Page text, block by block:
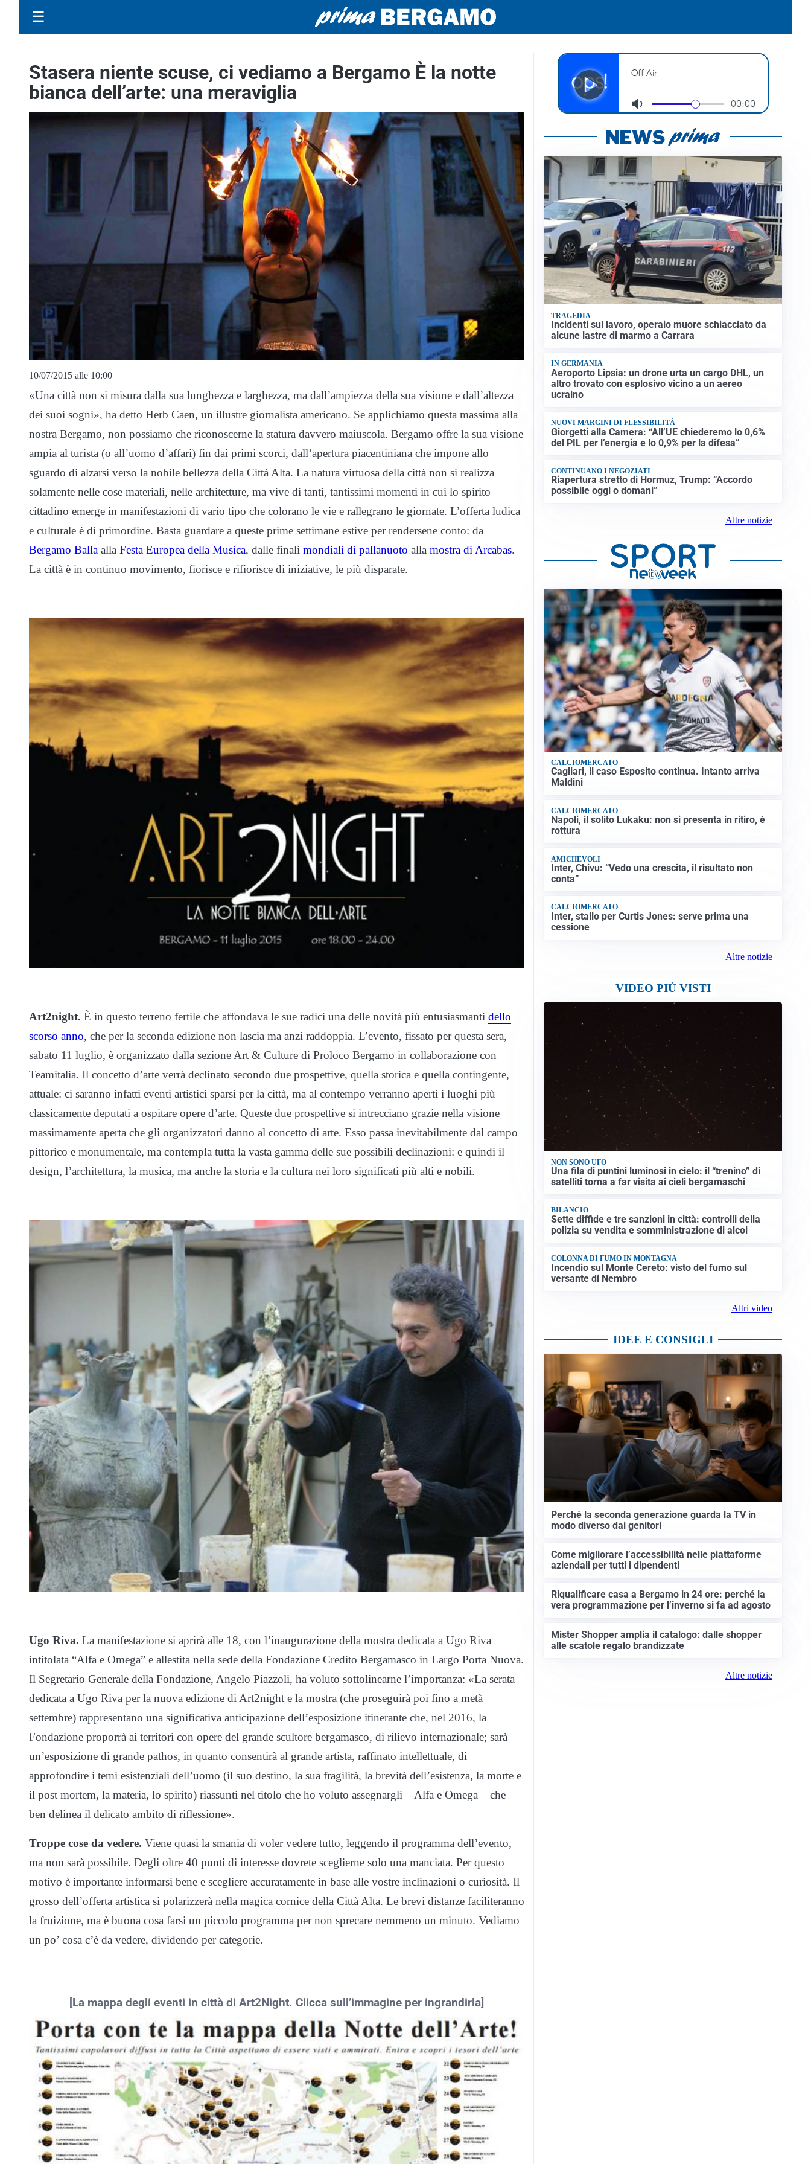
☰
Stasera niente scuse, ci vediamo a Bergamo È la notte
bianca dell’arte: una meraviglia
10/07/2015 alle 10:00
«Una città non si misura dalla sua lunghezza e larghezza, ma dall’ampiezza della sua visione e dall’altezza
dei suoi sogni», ha detto Herb Caen, un illustre giornalista americano. Se applichiamo questa massima alla
nostra Bergamo, non possiamo che riconoscerne la statura davvero maiuscola. Bergamo offre la sua visione
ampia al turista (o all’uomo d’affari) fin dai primi scorci, dall’apertura piacentiniana che impone allo
sguardo di alzarsi verso la nobile bellezza della Città Alta. La natura virtuosa della città non si realizza
solamente nelle cose materiali, nelle architetture, ma vive di tanti, tantissimi momenti in cui lo spirito
cittadino emerge in manifestazioni di vario tipo che colorano le vie e rallegrano le giornate. L’offerta ludica
e culturale è di primordine. Basta guardare a queste prime settimane estive per rendersene conto: da
Bergamo Balla alla Festa Europea della Musica, dalle finali mondiali di pallanuoto alla mostra di Arcabas.
La città è in continuo movimento, fiorisce e rifiorisce di iniziative, le più disparate.
Art2night. È in questo terreno fertile che affondava le sue radici una delle novità più entusiasmanti dello
scorso anno, che per la seconda edizione non lascia ma anzi raddoppia. L’evento, fissato per questa sera,
sabato 11 luglio, è organizzato dalla sezione Art & Culture di Proloco Bergamo in collaborazione con
Teamitalia. Il concetto d’arte verrà declinato secondo due prospettive, quella storica e quella contingente,
attuale: ci saranno infatti eventi artistici sparsi per la città, ma al contempo verranno aperti i luoghi più
classicamente deputati a ospitare opere d’arte. Queste due prospettive si intrecciano grazie nella visione
massimamente aperta che gli organizzatori danno al concetto di arte. Esso passa inevitabilmente dal campo
pittorico e monumentale, ma contempla tutta la vasta gamma delle sue possibili declinazioni: e quindi il
design, l’architettura, la musica, ma anche la storia e la cultura nei loro significati più alti e nobili.
Ugo Riva. La manifestazione si aprirà alle 18, con l’inaugurazione della mostra dedicata a Ugo Riva
intitolata “Alfa e Omega” e allestita nella sede della Fondazione Credito Bergamasco in Largo Porta Nuova.
Il Segretario Generale della Fondazione, Angelo Piazzoli, ha voluto sottolinearne l’importanza: «La serata
dedicata a Ugo Riva per la nuova edizione di Art2night e la mostra (che proseguirà poi fino a metà
settembre) rappresentano una significativa anticipazione dell’esposizione itinerante che, nel 2016, la
Fondazione proporrà ai territori con opere del grande scultore bergamasco, di rilievo internazionale; sarà
un’esposizione di grande pathos, in quanto consentirà al grande artista, raffinato intellettuale, di
approfondire i temi esistenziali dell’uomo (il suo destino, la sua fragilità, la brevità dell’esistenza, la morte e
il post mortem, la materia, lo spirito) riassunti nel titolo che ho voluto assegnargli – Alfa e Omega – che
ben delinea il delicato ambito di riflessione».
Troppe cose da vedere. Viene quasi la smania di voler vedere tutto, leggendo il programma dell’evento,
ma non sarà possibile. Degli oltre 40 punti di interesse dovrete sceglierne solo una manciata. Per questo
motivo è importante informarsi bene e scegliere accuratamente in base alle vostre inclinazioni o curiosità. Il
grosso dell’offerta artistica si polarizzerà nella magica cornice della Città Alta. Le brevi distanze faciliteranno
la fruizione, ma è buona cosa farsi un piccolo programma per non sprecare nemmeno un minuto. Vediamo
un po’ cosa c’è da vedere, dividendo per categorie.
[La mappa degli eventi in città di Art2Night. Clicca sull’immagine per ingrandirla]
TRAGEDIA
Incidenti sul lavoro, operaio muore schiacciato da
alcune lastre di marmo a Carrara
IN GERMANIA
Aeroporto Lipsia: un drone urta un cargo DHL, un
altro trovato con esplosivo vicino a un aereo
ucraino
NUOVI MARGINI DI FLESSIBILITÀ
Giorgetti alla Camera: “All’UE chiederemo lo 0,6%
del PIL per l’energia e lo 0,9% per la difesa”
CONTINUANO I NEGOZIATI
Riapertura stretto di Hormuz, Trump: “Accordo
possibile oggi o domani”
Altre notizie
CALCIOMERCATO
Cagliari, il caso Esposito continua. Intanto arriva
Maldini
CALCIOMERCATO
Napoli, il solito Lukaku: non si presenta in ritiro, è
rottura
AMICHEVOLI
Inter, Chivu: “Vedo una crescita, il risultato non
conta”
CALCIOMERCATO
Inter, stallo per Curtis Jones: serve prima una
cessione
Altre notizie
VIDEO PIÙ VISTI
NON SONO UFO
Una fila di puntini luminosi in cielo: il “trenino” di
satelliti torna a far visita ai cieli bergamaschi
BILANCIO
Sette diffide e tre sanzioni in città: controlli della
polizia su vendita e somministrazione di alcol
COLONNA DI FUMO IN MONTAGNA
Incendio sul Monte Cereto: visto del fumo sul
versante di Nembro
Altri video
IDEE E CONSIGLI
Perché la seconda generazione guarda la TV in
modo diverso dai genitori
Come migliorare l’accessibilità nelle piattaforme
aziendali per tutti i dipendenti
Riqualificare casa a Bergamo in 24 ore: perché la
vera programmazione per l’inverno si fa ad agosto
Mister Shopper amplia il catalogo: dalle shopper
alle scatole regalo brandizzate
Altre notizie